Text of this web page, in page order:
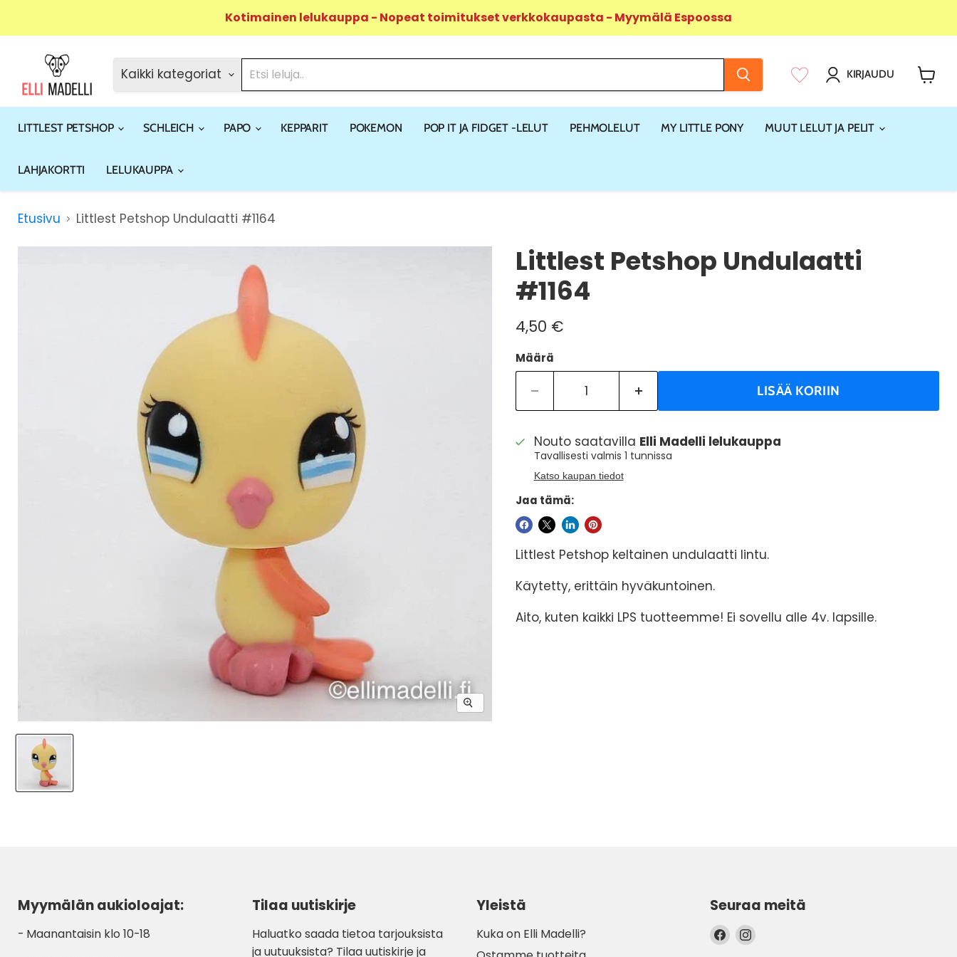
Kotimainen lelukauppa - Nopeat toimitukset verkkokaupasta - Myymälä Espoossa
Kaikki kategoriat KIRJAUDU
Näytä
LITTLEST PETSHOP SCHLEICH PAPO KEPPARIT POKEMON POP IT JA FIDGET -LELUT PEHMOLELUT MY LITTLE PONY MUUT LELUT JA PELIT
LAHJAKORTTI LELUKAUPPA
Etusivu Littlest Petshop Undulaatti #1164
Littlest Petshop Undulaatti
#1164
Nykyinen hinta
4,50 €
Määrä
LISÄÄ KORIIN
Nouto saatavilla Elli Madelli lelukauppa
Tavallisesti valmis 1 tunnissa
Katso kaupan tiedot
Jaa tämä:
Littlest Petshop keltainen undulaatti lintu.
Käytetty, erittäin hyväkuntoinen.
Aito, kuten kaikki LPS tuotteemme! Ei sovellu alle 4v. lapsille.
Myymälän aukioloajat:
- Maanantaisin klo 10-18
Tilaa uutiskirje
Haluatko saada tietoa tarjouksista
ja uutuuksista? Tilaa uutiskirje ja
Yleistä
Kuka on Elli Madelli?
Seuraa meitä
LöydäLöydä